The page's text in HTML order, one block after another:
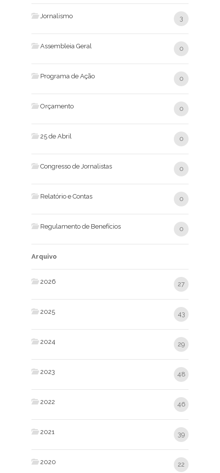
Jornalismo 3
Assembleia Geral 0
Programa de Ação 0
Orçamento 0
25 de Abril 0
Congresso de Jornalistas 0
Relatório e Contas 0
Regulamento de Benefícios 0
Arquivo
2026 27
2025 43
2024 29
2023 48
2022 46
2021 39
2020 22